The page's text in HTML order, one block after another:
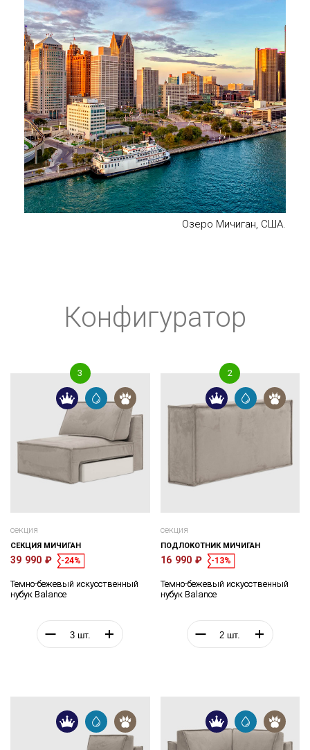
Озеро Мичиган, США.
Конфигуратор
секция
СЕКЦИЯ МИЧИГАН
39 990 ₽ -24%
Темно-бежевый искусственный
нубук Balance
секция
ПОДЛОКОТНИК МИЧИГАН
16 990 ₽ -13%
Темно-бежевый искусственный
нубук Balance